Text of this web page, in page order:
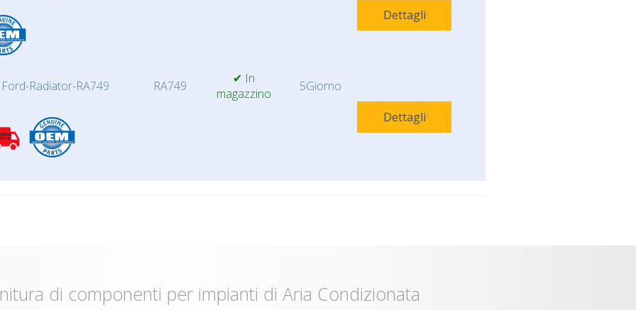
Dettagli
Ford-Radiator-RA749 RA749
✔ In
magazzino
5Giorno
Dettagli
di componenti per impianti di Aria Condizionata